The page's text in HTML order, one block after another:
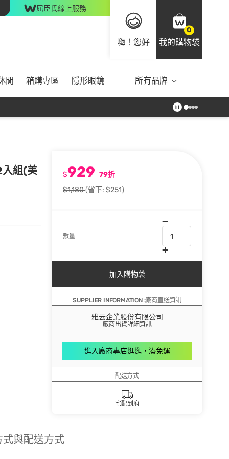
屈臣氏線上服務
嗨！您好
0
我的購物袋
閒 箱購專區 隱形眼鏡 所有品牌
組(美 $929 79折
$1,180(省下: $251)
數量
加入購物袋
SUPPLIER INFORMATION :廠商直送資訊
雅云企業股份有限公司
廠商出貨詳細資訊
進入廠商專店逛逛，湊免運
配送方式
宅配到府
式與配送方式